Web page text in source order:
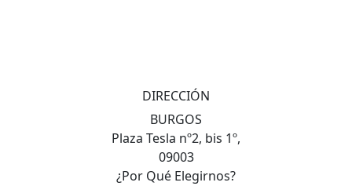
DIRECCIÓN
BURGOS
Plaza Tesla nº2, bis 1º,
09003
¿Por Qué Elegirnos?